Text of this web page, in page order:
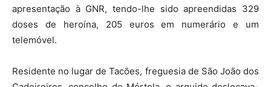
apresentação à GNR, tendo-lhe sido apreendidas 329
doses de heroína, 205 euros em numerário e um
telemóvel.
Residente no lugar de Tacões, freguesia de São João dos